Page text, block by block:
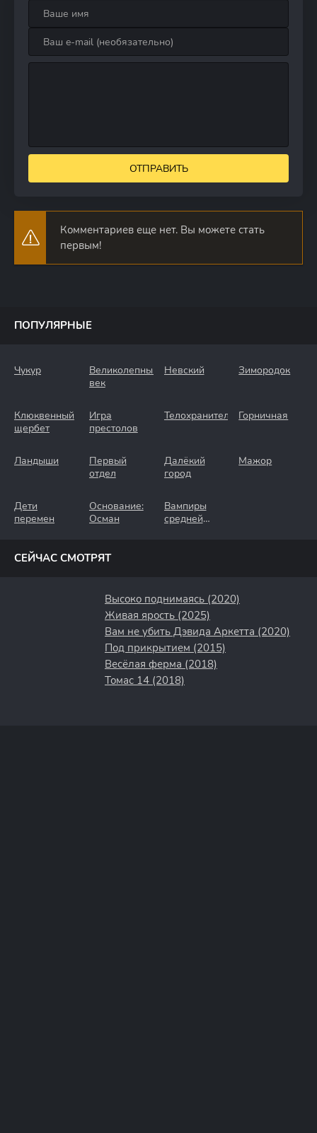
ОТПРАВИТЬ
Комментариев еще нет. Вы можете стать
первым!
ПОПУЛЯРНЫЕ
Чукур
Великолепный
век
Невский Зимородок
Клюквенный
щербет
Игра
престолов
Телохранители Горничная
Ландыши
Первый
отдел
Далёкий
город
Мажор
Дети
перемен
Основание:
Осман
Вампиры
средней
СЕЙЧАС СМОТРЯТ
Высоко поднимаясь (2020)
Живая ярость (2025)
Вам не убить Дэвида Аркетта (2020)
Под прикрытием (2015)
Весёлая ферма (2018)
Томас 14 (2018)